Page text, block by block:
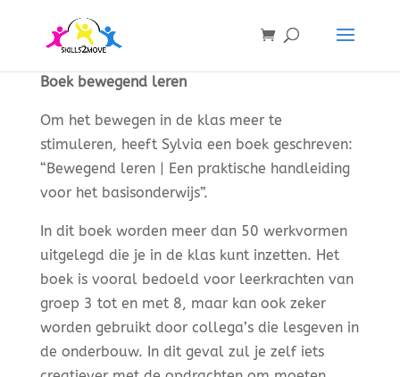
Boek bewegend leren
Om het bewegen in de klas meer te
stimuleren, heeft Sylvia een boek geschreven:
“Bewegend leren | Een praktische handleiding
voor het basisonderwijs”.
In dit boek worden meer dan 50 werkvormen
uitgelegd die je in de klas kunt inzetten. Het
boek is vooral bedoeld voor leerkrachten van
groep 3 tot en met 8, maar kan ook zeker
worden gebruikt door collega’s die lesgeven in
de onderbouw. In dit geval zul je zelf iets